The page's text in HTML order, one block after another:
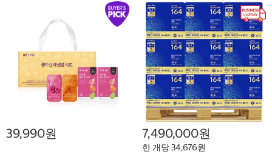
39,990원 7,490,000원
한 개당 34,676원